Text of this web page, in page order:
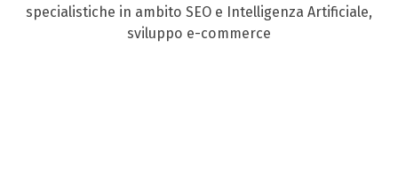
specialistiche in ambito SEO e Intelligenza Artificiale,
sviluppo e-commerce